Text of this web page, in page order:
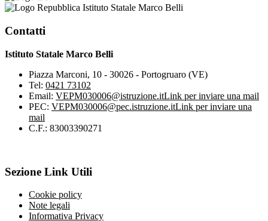
Istituto Statale Marco Belli
Contatti
Istituto Statale Marco Belli
Piazza Marconi, 10 - 30026 - Portogruaro (VE)
Tel: 0421 73102
Email: VEPM030006@istruzione.itLink per inviare una mail
PEC: VEPM030006@pec.istruzione.itLink per inviare una
mail
C.F.: 83003390271
Sezione Link Utili
Cookie policy
Note legali
Informativa Privacy